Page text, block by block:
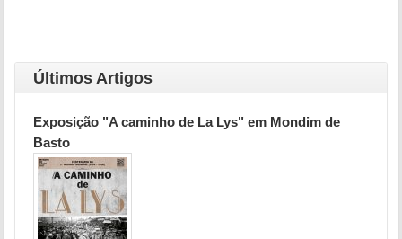
Últimos Artigos
Exposição "A caminho de La Lys" em Mondim de
Basto